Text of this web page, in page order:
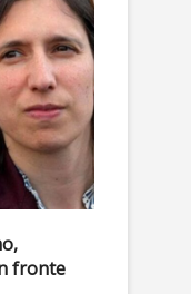
fronte